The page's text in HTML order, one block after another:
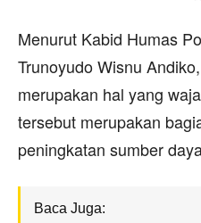
Menurut Kabid Humas
Trunoyudo Wisnu
merupakan hal yang
tersebut merupakan
peningkatan sumber
Baca Juga: